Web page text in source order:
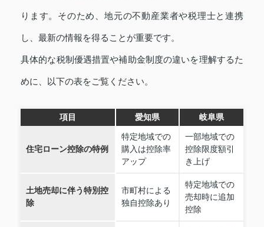
ります。そのため、地元の不動産業者や税理士と連携
し、最新の情報を得ることが重要です。
具体的な税制優遇措置や補助金制度の違いを理解するた
めに、以下の表をご覧ください。
項目 愛知県 岐阜県
住宅ローン控除の特例
特定地域での
購入は控除率
アップ
一部地域での
控除限度額引
き上げ
土地売却に伴う特別控
除
市町村による
独自控除あり
特定地域での
売却時に追加
控除